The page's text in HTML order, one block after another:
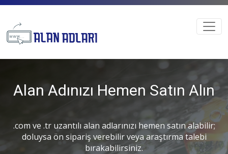
Alan Adınızı Hemen Satın Alın
.com ve .tr uzantılı alan adlarınızı hemen satın alabilir;
doluysa ön sipariş verebilir veya araştırma talebi
bırakabilirsiniz.